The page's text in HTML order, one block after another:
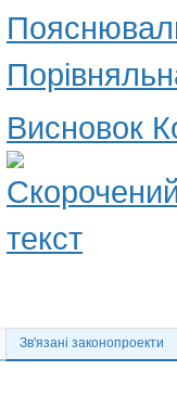
Висновок
Зв'язані законопроекти